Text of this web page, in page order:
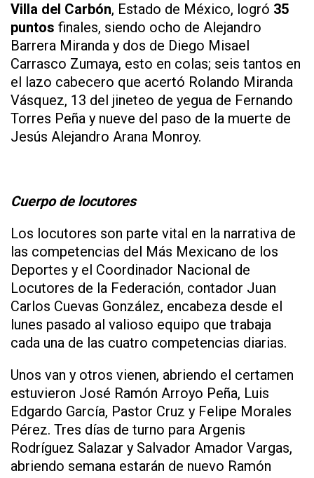
Villa del Carbón, Estado de México, logró 35
puntos finales, siendo ocho de Alejandro
Barrera Miranda y dos de Diego Misael
Carrasco Zumaya, esto en colas; seis tantos en
el lazo cabecero que acertó Rolando Miranda
Vásquez, 13 del jineteo de yegua de Fernando
Torres Peña y nueve del paso de la muerte de
Jesús Alejandro Arana Monroy.
Cuerpo de locutores
Los locutores son parte vital en la narrativa de
las competencias del Más Mexicano de los
Deportes y el Coordinador Nacional de
Locutores de la Federación, contador Juan
Carlos Cuevas González, encabeza desde el
lunes pasado al valioso equipo que trabaja
cada una de las cuatro competencias diarias.
Unos van y otros vienen, abriendo el certamen
estuvieron José Ramón Arroyo Peña, Luis
Edgardo García, Pastor Cruz y Felipe Morales
Pérez. Tres días de turno para Argenis
Rodríguez Salazar y Salvador Amador Vargas,
abriendo semana estarán de nuevo Ramón